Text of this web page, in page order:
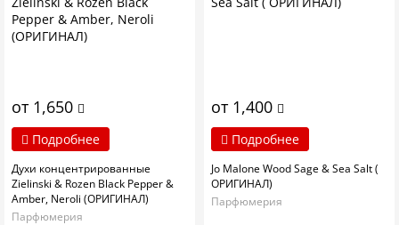
от 1,650
Подробнее
Духи концентрированные
Zielinski & Rozen Black Pepper &
Amber, Neroli (ОРИГИНАЛ)
Парфюмерия
от 1,400
Подробнее
Jo Malone Wood Sage & Sea Salt (
ОРИГИНАЛ)
Парфюмерия